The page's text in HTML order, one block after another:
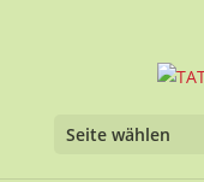
Seite wählen